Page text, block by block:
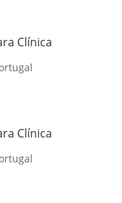
Clínica
Clínica